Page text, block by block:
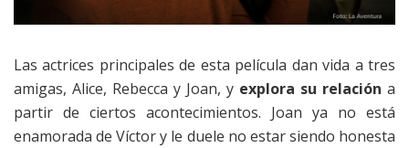
Las actrices principales de esta película dan vida a tres
amigas, Alice, Rebecca y Joan, y explora su relación a
partir de ciertos acontecimientos. Joan ya no está
enamorada de Víctor y le duele no estar siendo honesta